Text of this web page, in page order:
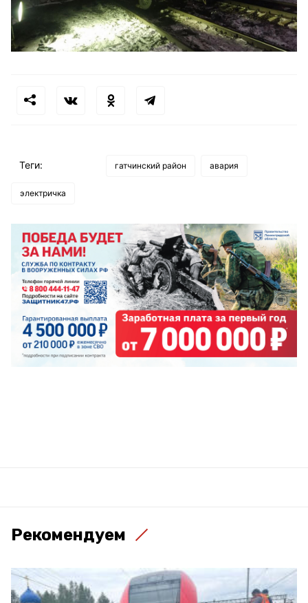
Теги: гатчинский район авария
электричка
Рекомендуем